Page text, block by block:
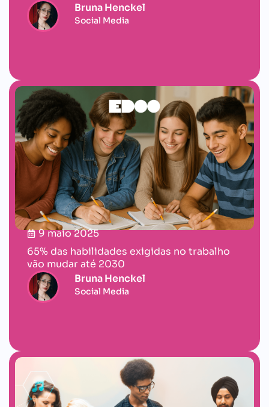
Bruna Henckel
Social Media
9 maio 2025
65% das habilidades exigidas no trabalho
vão mudar até 2030
Bruna Henckel
Social Media